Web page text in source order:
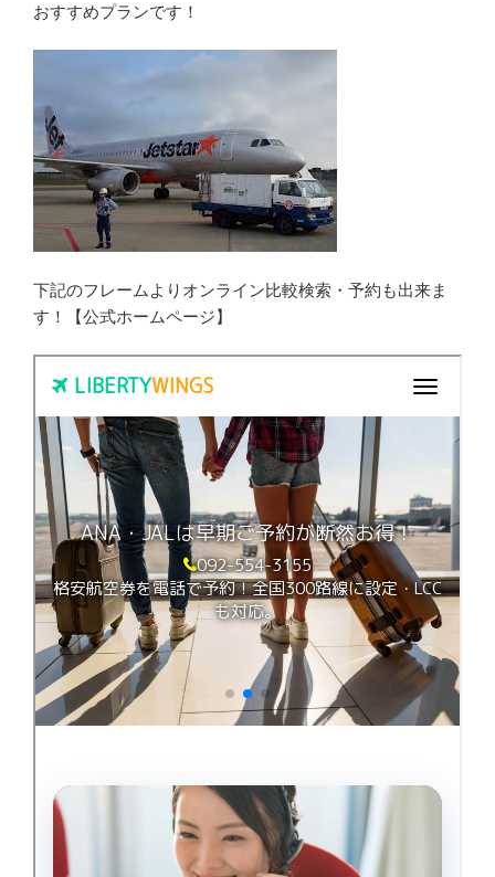
おすすめプランです！
下記のフレームよりオンライン比較検索・予約も出来ま
す！【公式ホームページ】